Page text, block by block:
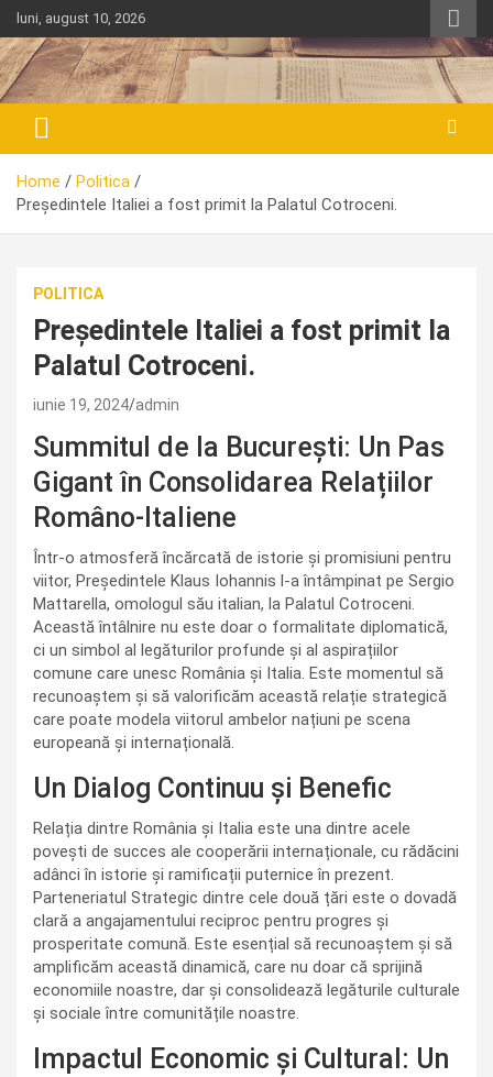
Skip
to
content
luni, august 10, 2026
Home
Politica
Preşedintele Italiei a fost primit la Palatul Cotroceni.
POLITICA
Preşedintele Italiei a fost primit la
Palatul Cotroceni.
iunie 19, 2024 admin
Summitul de la București: Un Pas
Gigant în Consolidarea Relațiilor
Româno-Italiene
Într-o atmosferă încărcată de istorie și promisiuni pentru
viitor, Președintele Klaus Iohannis l-a întâmpinat pe Sergio
Mattarella, omologul său italian, la Palatul Cotroceni.
Această întâlnire nu este doar o formalitate diplomatică,
ci un simbol al legăturilor profunde și al aspirațiilor
comune care unesc România și Italia. Este momentul să
recunoaștem și să valorificăm această relație strategică
care poate modela viitorul ambelor națiuni pe scena
europeană și internațională.
Un Dialog Continuu și Benefic
Relația dintre România și Italia este una dintre acele
povești de succes ale cooperării internaționale, cu rădăcini
adânci în istorie și ramificații puternice în prezent.
Parteneriatul Strategic dintre cele două țări este o dovadă
clară a angajamentului reciproc pentru progres și
prosperitate comună. Este esențial să recunoaștem și să
amplificăm această dinamică, care nu doar că sprijină
economiile noastre, dar și consolidează legăturile culturale
și sociale între comunitățile noastre.
Impactul Economic și Cultural: Un